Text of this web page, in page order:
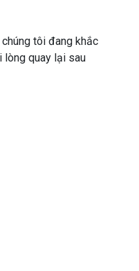
tôi đang khắc
lòng quay lại sau